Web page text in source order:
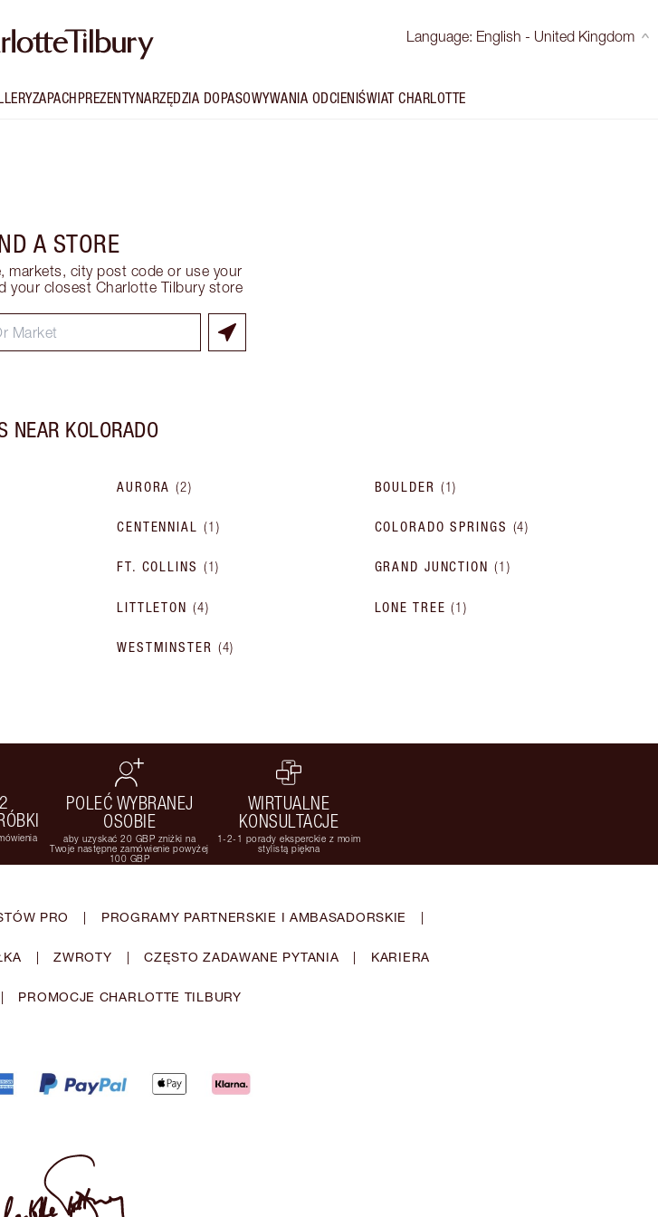
Language: English - United Kingdom
ZAPACHPREZENTYNARZĘDZIA DOPASOWYWANIA ODCIENIŚWIAT CHARLOTTE
A STORE
markets, city post code or use your
your closest Charlotte Tilbury store
NEAR KOLORADO
AURORA (2) BOULDER (1)
CENTENNIAL (1 ) COLORADO SPRINGS (4)
FT. COLLINS (1) GRAND JUNCTION (1 )
LITTLETON (4) LONE TREE (1)
WESTMINSTER (4)
POLEĆ WYBRANEJ
OSOBIE
aby uzyskać 20 GBP zniżki na
Twoje następne zamówienie powyżej
100 GBP
WIRTUALNE
KONSULTACJE
1-2-1 porady eksperckie z moim
stylistą piękna
PRO | PROGRAMY PARTNERSKIE I AMBASADORSKIE |
| ZWROTY | CZĘSTO ZADAWANE PYTANIA | KARIERA
| PROMOCJE CHARLOTTE TILBURY